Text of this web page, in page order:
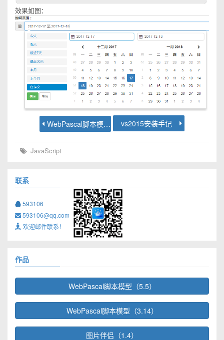
效果如图：
WebPascal脚本模型2.7发布 vs2015安装手记
JavaScript
联系
593106
593106@qq.com
欢迎邮件联系！
作品
WebPascal脚本模型（5.5）
WebPascal脚本模型（3.14）
图片伴侣（1.4）